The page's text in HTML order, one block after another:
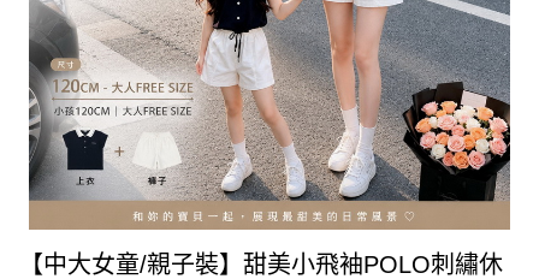
【中大女童/親子裝】甜美小飛袖POLO刺繡休